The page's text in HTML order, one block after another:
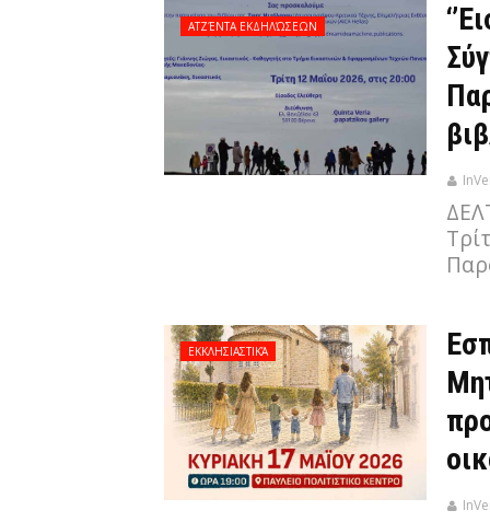
ΑΤΖΈΝΤΑ ΕΚΔΗΛΏΣΕΩΝ
ΕΚΚΛΗΣΙΑΣΤΙΚΆ